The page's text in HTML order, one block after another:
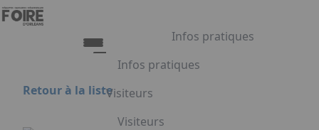
Aller au contenu principal
Infos pratiques
Infos pratiques
Visiteurs
Visiteurs
Retour à la liste
Panneau de gestion des cookies